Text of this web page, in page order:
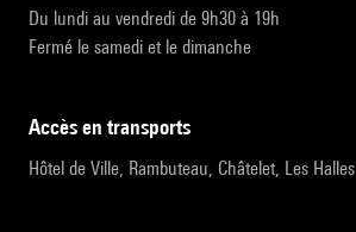
Du lundi au vendredi de 9h30 à 19h
Fermé le samedi et le dimanche
accès en transports
Hôtel de Ville, Rambuteau, Châtelet, Les Halles